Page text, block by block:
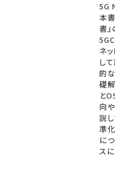
5G
本
書
ネ
し
的
礎
と
向
説
準
に
ス